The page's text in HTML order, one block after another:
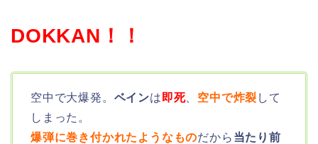
DOKKAN！！
空中で大爆発。 ベインは 即死、 空中で炸裂 して
しまった。
爆弾に巻き付かれたようなものだから 当たり前